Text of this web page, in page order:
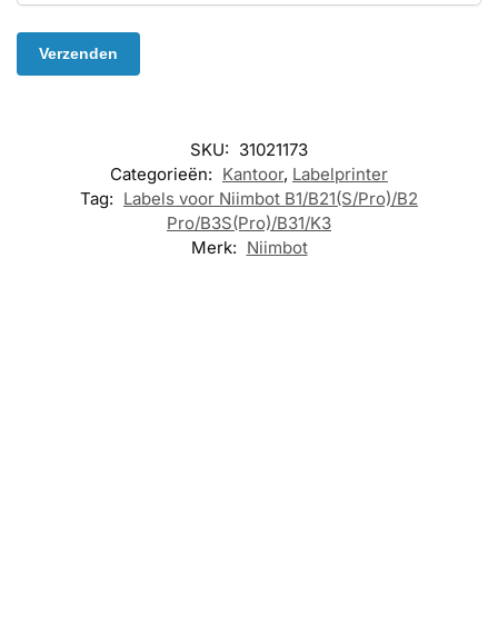
SKU: 31021173
Categorieën: Kantoor, Labelprinter
Tag: Labels voor Niimbot B1/B21(S/Pro)/B2
Pro/B3S(Pro)/B31/K3
Merk: Niimbot